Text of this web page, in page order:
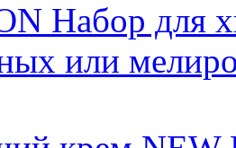
Набор для
или